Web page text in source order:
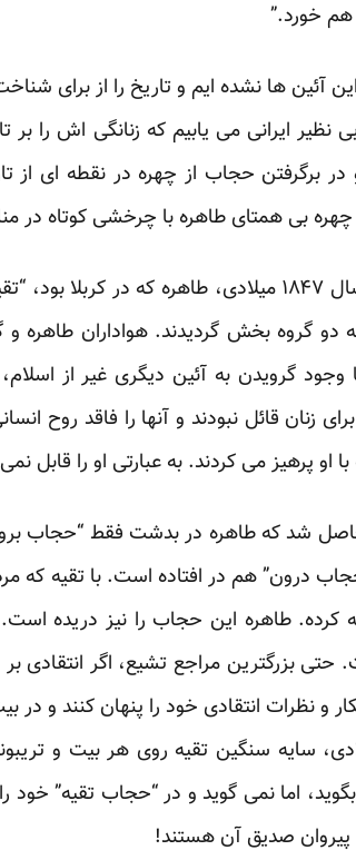
هم خورد.”
آئین ها نشده ایم و تاریخ را از برای
ایرانی می یابیم که زنانگی اش را
برگرفتن حجاب از چهره در نقطه ای از
بی همتای طاهره با چرخشی کوتاه در
“پیش از واقعه بدشت، در سال ۱۸۴۷ میلادی،
دو گروه بخش گردیدند. هواداران طاهره
وجود گرویدن به آئین دیگری غیر از
زنان قائل نبودند و آنها را فاقد روح
او پرهیز می کردند. به عبارتی او را قابل
شد که طاهره در بدشت فقط “حجاب
درون” هم در افتاده است. با تقیه که
کرده. طاهره این حجاب را نیز دریده
حتی بزرگترین مراجع تشیع، اگر
و نظرات انتقادی خود را پنهان کنند و
در ایران قرن 21 میلادی، سایه سنگین تقیه روی
اما نمی گوید و در “حجاب تقیه” خود
پیروان صدیق آن هستند!